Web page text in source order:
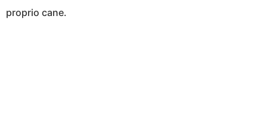
proprio cane.